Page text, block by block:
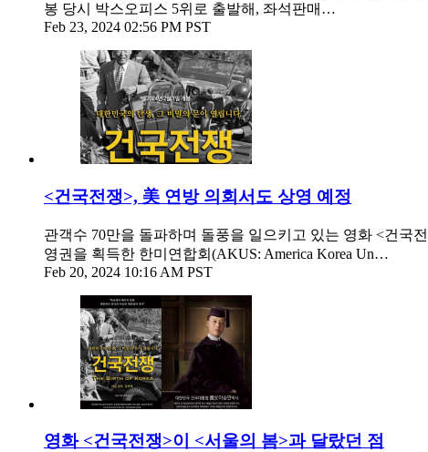
봉 당시 박스오피스 5위로 출발해, 좌석판매…
Feb 23, 2024 02:56 PM PST
<건국전쟁>, 美 연방 의회서도 상영 예정
관객수 70만을 돌파하며 돌풍을 일으키고 있는 영화 <건국
영권을 획득한 한미연합회(AKUS: America Korea Un…
Feb 20, 2024 10:16 AM PST
영화 <건국전쟁>이 <서울의 봄>과 달랐던 점